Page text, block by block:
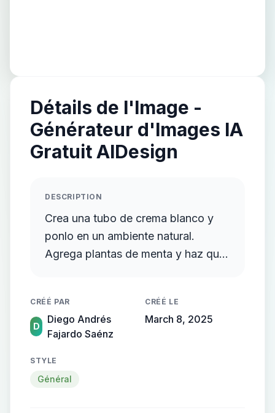
Détails de l'Image -
Générateur d'Images IA
Gratuit AIDesign
DESCRIPTION
Crea una tubo de crema blanco y
ponlo en un ambiente natural.
Agrega plantas de menta y haz que
CRÉÉ PAR
D
Diego Andrés
Fajardo Saénz
CRÉÉ LE
March 8, 2025
STYLE
Général